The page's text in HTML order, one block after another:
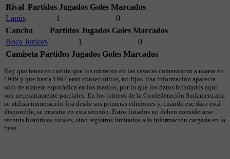
Rival Partidos Jugados Goles Marcados
Lanús
1
0
Cancha
Partidos Jugados Goles Marcados
Boca Juniors
1
0
Camiseta Partidos Jugados Goles Marcados
Hay que tener en cuenta que los números en las casacas comenzaron a usarse en
1949 y que hasta 1997 eran consecutivos, no fijos. Esa información aparecía
sólo de manera esporádica en los medios, por lo que los datos brindados aquí
son necesariamente parciales. En los torneos de la Confederación Sudamericana
se utiliza numeración fija desde sus primeras ediciones y, cuando ese dato está
disponible, se muestra en esta sección. Estos listados no deben considerarse
récords históricos totales, sino registros limitados a la información cargada en la
base.